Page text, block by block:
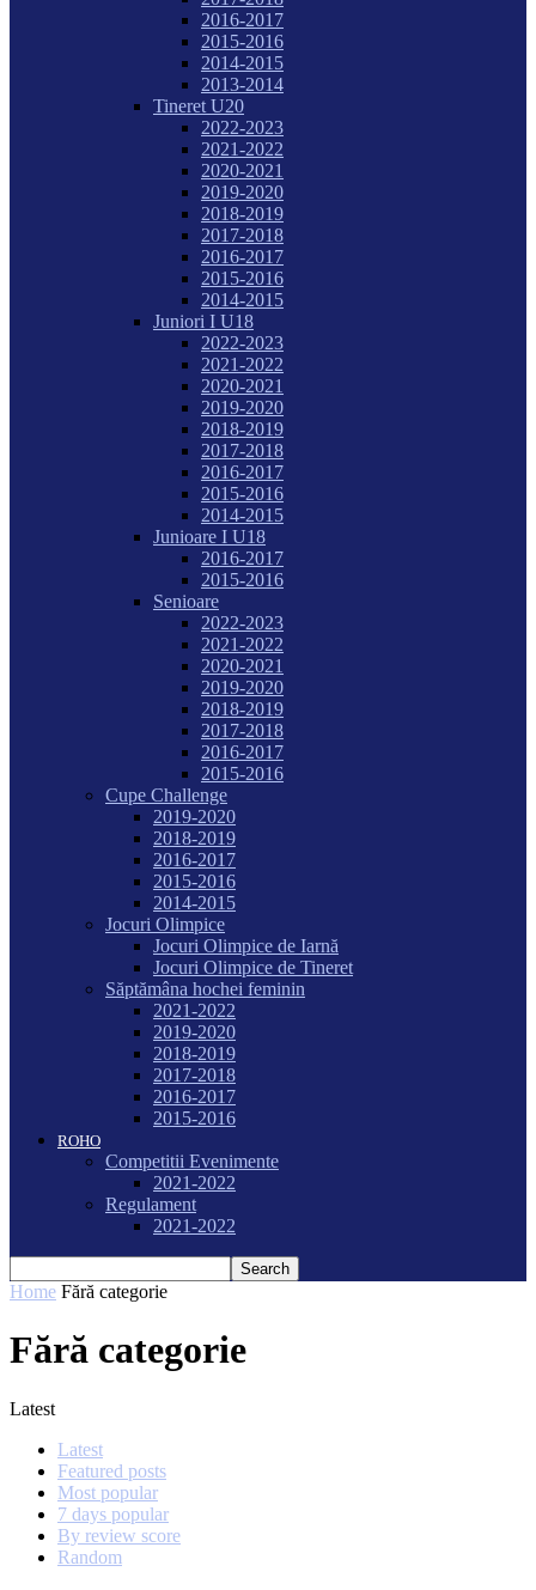
2016-2017
2015-2016
2014-2015
2013-2014
Tineret U20
2022-2023
2021-2022
2020-2021
2019-2020
2018-2019
2017-2018
2016-2017
2015-2016
2014-2015
Juniori I U18
2022-2023
2021-2022
2020-2021
2019-2020
2018-2019
2017-2018
2016-2017
2015-2016
2014-2015
Junioare I U18
2016-2017
2015-2016
Senioare
2022-2023
2021-2022
2020-2021
2019-2020
2018-2019
2017-2018
2016-2017
2015-2016
Cupe Challenge
2019-2020
2018-2019
2016-2017
2015-2016
2014-2015
Jocuri Olimpice
Jocuri Olimpice de Iarnă
Jocuri Olimpice de Tineret
Săptămâna hochei feminin
2021-2022
2019-2020
2018-2019
2017-2018
2016-2017
2015-2016
ROHO
Competitii Evenimente
2021-2022
Regulament
2021-2022
Home Fără categorie
Fără categorie
Latest
Latest
Featured posts
Most popular
7 days popular
By review score
Random